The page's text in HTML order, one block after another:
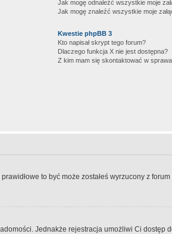
Jak mogę odnaleźć wszystkie moje
Jak mogę znaleźć wszystkie moje
Kwestie phpBB 3
Kto napisał skrypt tego forum?
Dlaczego funkcja X nie jest dostępna?
Z kim mam się skontaktować w
to być może zostałeś wyrzucony z
Jednakże rejestracja umożliwi Ci